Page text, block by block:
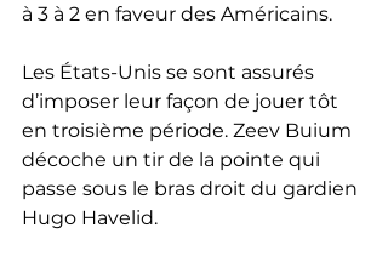
à 3 à 2 en faveur des Américains.
Les États-Unis se sont assurés
d’imposer leur façon de jouer tôt
en troisième période. Zeev Buium
décoche un tir de la pointe qui
passe sous le bras droit du gardien
Hugo Havelid.